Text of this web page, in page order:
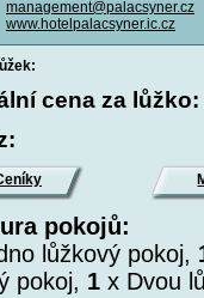
management@palacsyner.cz
www.hotelpalacsyner.ic.cz
cena za lůžko:
pokojů:
lůžkový pokoj,
pokoj, 1 x Dvou